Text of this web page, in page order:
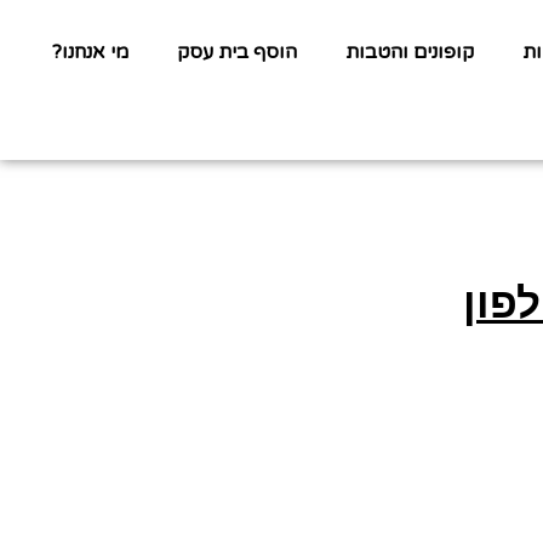
קופונים והטבות הוסף בית עסק מי אנחנו?